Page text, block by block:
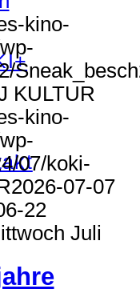
kino-
KULTUR
kino-
07/koki-
2026-07-07
22
Juli